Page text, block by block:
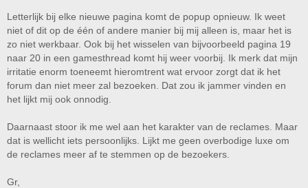
Letterlijk bij elke nieuwe pagina komt de popup opnieuw. Ik weet
niet of dit op de één of andere manier bij mij alleen is, maar het is
zo niet werkbaar. Ook bij het wisselen van bijvoorbeeld pagina 19
naar 20 in een gamesthread komt hij weer voorbij. Ik merk dat mijn
irritatie enorm toeneemt hieromtrent wat ervoor zorgt dat ik het
forum dan niet meer zal bezoeken. Dat zou ik jammer vinden en
het lijkt mij ook onnodig.
Daarnaast stoor ik me wel aan het karakter van de reclames. Maar
dat is wellicht iets persoonlijks. Lijkt me geen overbodige luxe om
de reclames meer af te stemmen op de bezoekers.
Gr,